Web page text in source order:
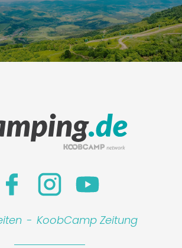
Leaflet
- KoobCamp Zeitung